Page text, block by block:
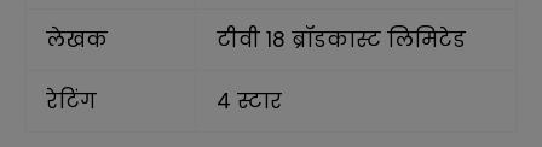
लेखक टीवी 18 ब्रॉडकास्ट लिमिटेड
रेटिंग 4 स्टार